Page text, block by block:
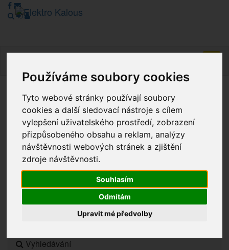
Používáme soubory cookies
Tyto webové stránky používají soubory
cookies a další sledovací nástroje s cílem
vylepšení uživatelského prostředí, zobrazení
přizpůsobeného obsahu a reklam, analýzy
návštěvnosti webových stránek a zjištění
zdroje návštěvnosti.
Souhlasím
Odmítám
Upravit mé předvolby
Vážení zákazníci, v tuto chvíli je Náš internetový obchod v
režimu Katalogu. Objednávky on-line nyní nelze vyřídit.
Děkujeme za pochopení.
Výprodej
Akce
Vyhledávání